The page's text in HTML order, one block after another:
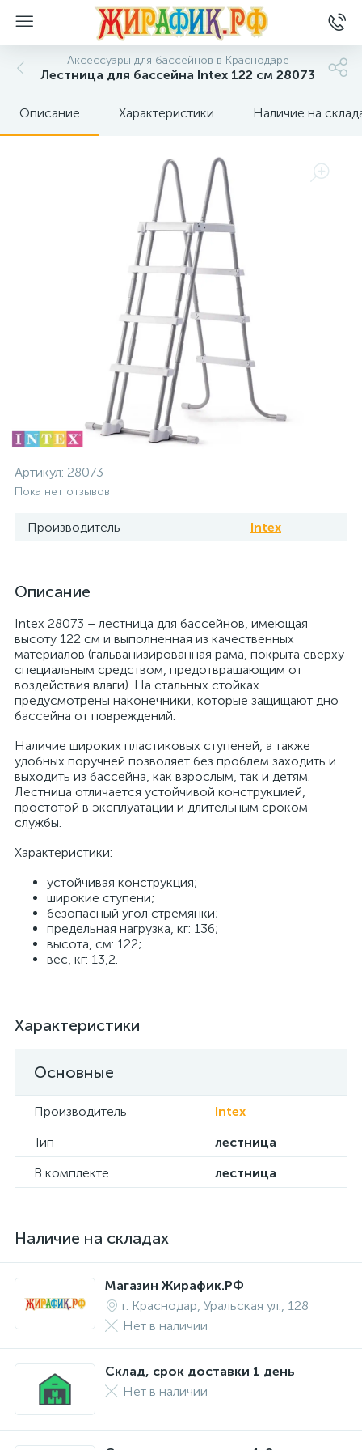
Аксессуары для бассейнов в Краснодаре
Лестница для бассейна Intex 122 см 28073
Описание Характеристики Наличие на
Артикул: 28073
Пока нет отзывов
Производитель Intex
Описание
Intex 28073 – лестница для бассейнов, имеющая
высоту 122 см и выполненная из качественных
материалов (гальванизированная рама, покрыта сверху
специальным средством, предотвращающим от
воздействия влаги). На стальных стойках
предусмотрены наконечники, которые защищают дно
бассейна от повреждений.
Наличие широких пластиковых ступеней, а также
удобных поручней позволяет без проблем заходить и
выходить из бассейна, как взрослым, так и детям.
Лестница отличается устойчивой конструкцией,
простотой в эксплуатации и длительным сроком
службы.
Характеристики:
устойчивая конструкция;
широкие ступени;
безопасный угол стремянки;
предельная нагрузка, кг: 136;
высота, см: 122;
вес, кг: 13,2.
Характеристики
Основные
Производитель
Intex
Тип
лестница
В комплекте
лестница
Наличие на складах
Магазин Жирафик.РФ
г. Краснодар, Уральская ул., 128
Нет в наличии
Склад, срок доставки 1 день
Нет в наличии